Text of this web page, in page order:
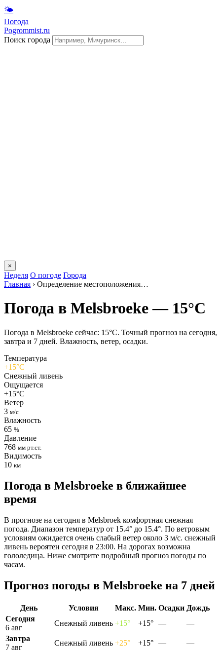
🌤
Погода
Pogrommist.ru
Поиск города
×
Неделя О погоде Города
Главная › Определение местоположения…
Погода в Melsbroekе — 15°C
Погода в Melsbroekе сейчас: 15°C. Точный прогноз на сегодня,
завтра и 7 дней. Влажность, ветер, осадки.
Температура
+15°C
Снежный ливень
Ощущается
+15°C
Ветер
3 м/с
Влажность
65 %
Давление
768 мм рт.ст.
Видимость
10 км
Погода в Melsbroekе в ближайшее
время
В прогнозе на сегодня в Melsbroek комфортная снежная
погода. Диапазон температур от 15.4° до 15.4°. По ветровым
условиям ожидается очень слабый ветер около 3 м/с. снежный
ливень вероятен сегодня в 23:00. На дорогах возможна
гололедица. Ниже смотрите подробный прогноз погоды по
часам.
Прогноз погоды в Melsbroekе на 7 дней
День Условия Макс. Мин. Осадки Дождь
Сегодня
6 авг
Снежный ливень +15° +15° —
—
Завтра
7 авг
Снежный ливень +25° +15° —
—